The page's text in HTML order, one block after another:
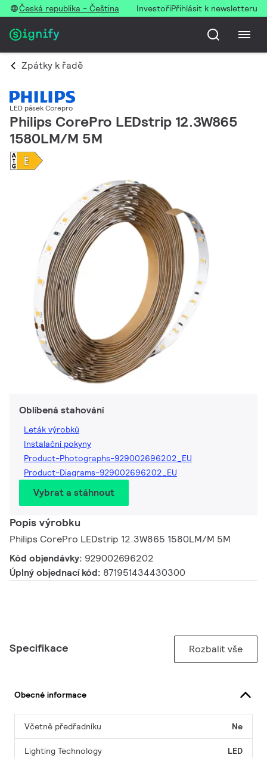
Česká republika - Čeština InvestořiPřihlásit k newsletteru
Zpátky k řadě
LED pásek Corepro
Philips CorePro LEDstrip 12.3W865
1580LM/M 5M
Oblíbená stahování
Leták výrobků
Instalační pokyny
Product-Photographs-929002696202_EU
Product-Diagrams-929002696202_EU
Vybrat a stáhnout
Popis výrobku
Philips CorePro LEDstrip 12.3W865 1580LM/M 5M
Kód objendávky: 929002696202
Úplný objednací kód: 871951434430300
Specifikace Rozbalit vše
Obecné informace
Včetně předřadníku Ne
Lighting Technology LED